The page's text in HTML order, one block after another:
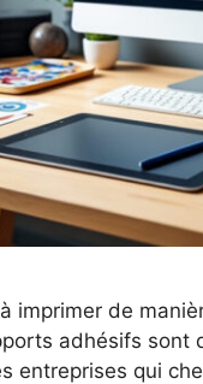
imprimer de
adhésifs sont
entreprises qui